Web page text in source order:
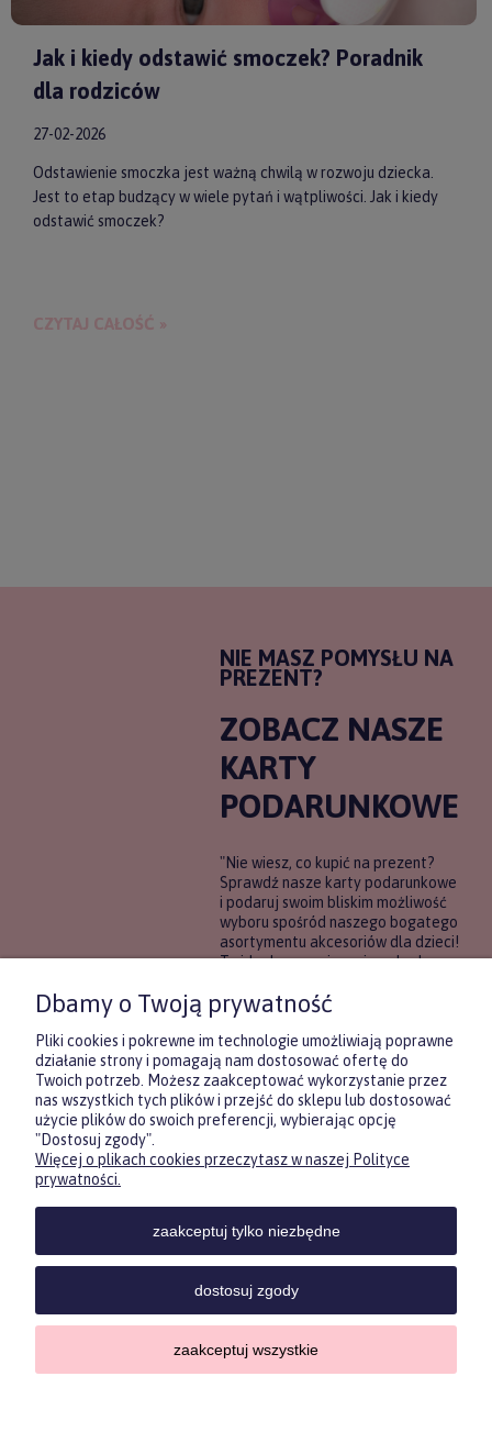
Jak i kiedy odstawić smoczek? Poradnik
dla rodziców
27-02-2026
Odstawienie smoczka jest ważną chwilą w rozwoju dziecka.
Jest to etap budzący w wiele pytań i wątpliwości. Jak i kiedy
odstawić smoczek?
CZYTAJ CAŁOŚĆ »
NIE MASZ POMYSŁU NA
PREZENT?
ZOBACZ NASZE
KARTY
PODARUNKOWE
"Nie wiesz, co kupić na prezent?
Sprawdź nasze karty podarunkowe
i podaruj swoim bliskim możliwość
wyboru spośród naszego bogatego
asortymentu akcesoriów dla dzieci!
To idealne rozwiązanie, gdy chcesz
pewności, co będzie najbardziej
trafione.
DOWIEDZ SIĘ WIĘCEJ
KONTAKTPOMOC MOJE
Sklep internetowy Shoper.pl
Dbamy o Twoją prywatność
Pliki cookies i pokrewne im technologie umożliwiają poprawne
działanie strony i pomagają nam dostosować ofertę do
Twoich potrzeb. Możesz zaakceptować wykorzystanie przez
nas wszystkich tych plików i przejść do sklepu lub dostosować
użycie plików do swoich preferencji, wybierając opcję
"Dostosuj zgody".
Więcej o plikach cookies przeczytasz w naszej Polityce
prywatności.
zaakceptuj tylko niezbędne
dostosuj zgody
zaakceptuj wszystkie
Zasubskrybuj nasz newsletter
i otrzymaj5% rabatu na pierwszyzakup.
Twój email